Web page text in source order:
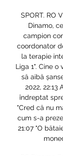
SPORT. RO
Dinamo,
campion
coordonator
la terapie
Liga 1". Cine o
să aibă
2022, 22:13
îndreptat
"Cred că nu
cum s-a
21:07 "O